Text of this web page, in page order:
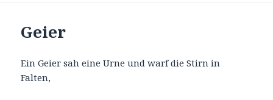
Geier
Ein Geier sah eine Urne und warf die Stirn in
Falten,